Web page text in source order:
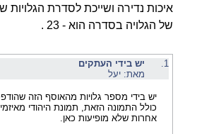
איכות נדירה ושייכת לסדרת
של הגלויה בסדרה הוא - 23 .
1.
יש בידי העתקים
מאת: יעל
יש בידי מספר גלויות מהאוסף הזה
כולל התמונה הזאת, תמונת היהודי
אחרות שלא מופיעות כאן.